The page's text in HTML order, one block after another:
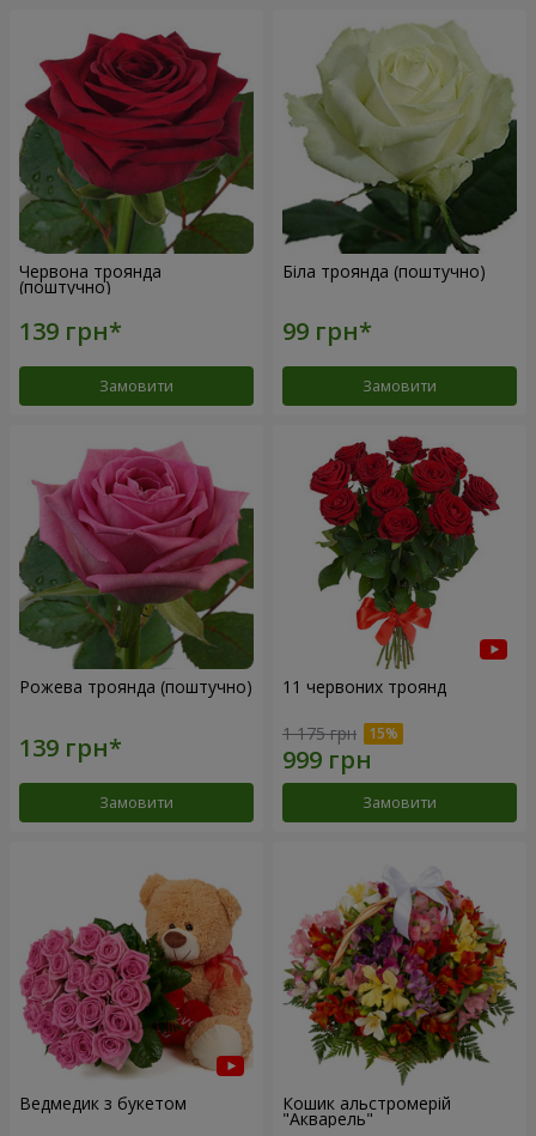
Червона троянда
(поштучно)
Замовити
Біла троянда (поштучно)
Замовити
Рожева троянда (поштучно)
Замовити
11 червоних троянд
1 175 грн
Замовити
Ведмедик з букетом Кошик альстромерій
"Акварель"